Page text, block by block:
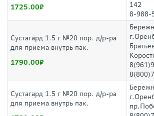
1725.00
142
8-988-
Сустагард 1.5 г №20 пор. д/р-ра
для приема внутрь пак.
1790.00
Сустагард 1.5 г №20 пор. д/р-ра
для приема внутрь пак.